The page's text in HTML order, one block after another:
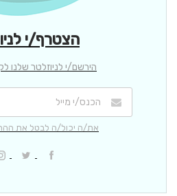
הצטרף/י
הירשם/י לניוזלטר שלנו
את/ה יכול/ה לבטל את